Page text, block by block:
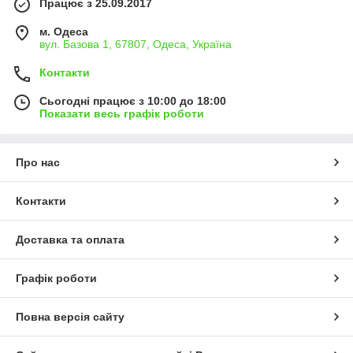
Працює з 25.09.2017
м. Одеса
вул. Базова 1, 67807, Одеса, Україна
Контакти
Сьогодні працює з 10:00 до 18:00
Показати весь графік роботи
Про нас
Контакти
Доставка та оплата
Графік роботи
Повна версія сайту